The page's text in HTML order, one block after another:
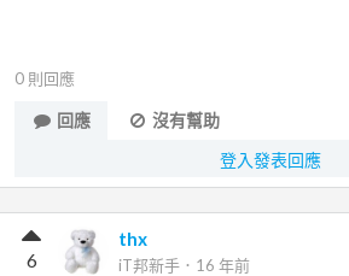
0 則回應
回應
沒有幫助
登入發表回應
thx
iT邦新手 ． 16 年前
6